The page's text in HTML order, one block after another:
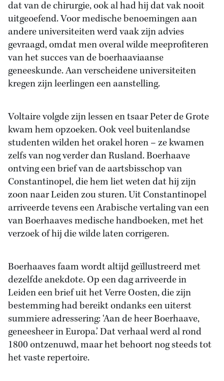
dat van de chirurgie, ook al had hij dat vak nooit
uitgeoefend. Voor medische benoemingen aan
andere universiteiten werd vaak zijn advies
gevraagd, omdat men overal wilde meeprofiteren
van het succes van de boerhaaviaanse
geneeskunde. Aan verscheidene universiteiten
kregen zijn leerlingen een aanstelling.
Voltaire volgde zijn lessen en tsaar Peter de Grote
kwam hem opzoeken. Ook veel buitenlandse
studenten wilden het orakel horen – ze kwamen
zelfs van nog verder dan Rusland. Boerhaave
ontving een brief van de aartsbisschop van
Constantinopel, die hem liet weten dat hij zijn
zoon naar Leiden zou sturen. Uit Constantinopel
arriveerde tevens een Arabische vertaling van een
van Boerhaaves medische handboeken, met het
verzoek of hij die wilde laten corrigeren.
Boerhaaves faam wordt altijd geïllustreerd met
dezelfde anekdote. Op een dag arriveerde in
Leiden een brief uit het Verre Oosten, die zijn
bestemming had bereikt ondanks een uiterst
summiere adressering: ‘Aan de heer Boerhaave,
geneesheer in Europa.’ Dat verhaal werd al rond
1800 ontzenuwd, maar het behoort nog steeds tot
het vaste repertoire.